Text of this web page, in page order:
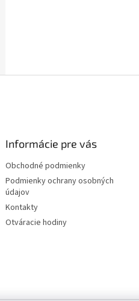
Informácie pre vás
Obchodné podmienky
Podmienky ochrany osobných
údajov
Kontakty
Otváracie hodiny